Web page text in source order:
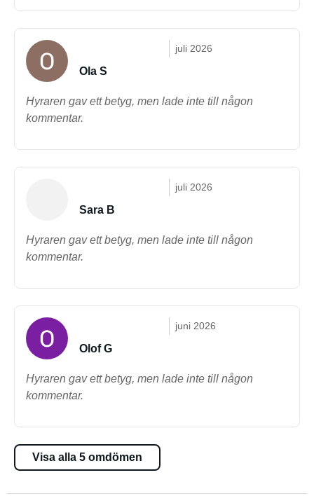
juli 2026
Ola S
Hyraren gav ett betyg, men lade inte till någon
kommentar.
juli 2026
Sara B
Hyraren gav ett betyg, men lade inte till någon
kommentar.
juni 2026
Olof G
Hyraren gav ett betyg, men lade inte till någon
kommentar.
Visa alla 5 omdömen